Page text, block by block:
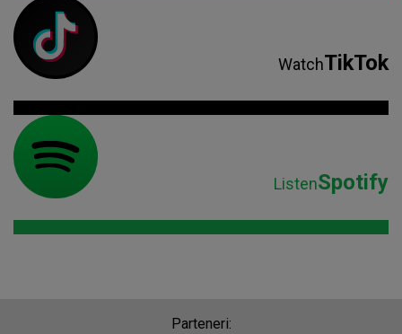
WatchTikTok
ListenSpotify
Parteneri: